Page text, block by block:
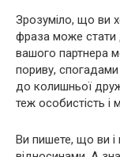
Зрозуміло, що ви
фраза може стати
вашого партнера
пориву,
до колишньої
теж особистість і
Ви пишете, що ви і